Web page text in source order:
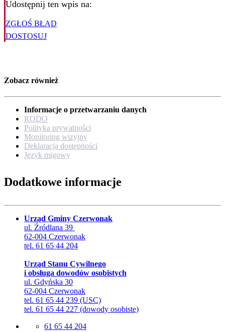
Udostępnij ten wpis na:
ZGŁOŚ BŁĄD
DOSTOSUJ
Zobacz również
Informacje o przetwarzaniu danych
RODO
Polityka prywatności
Monitoring wizyjny
Deklaracja dostępności
Język migowy
Dodatkowe informacje
Urząd Gminy Czerwonak
ul. Źródlana 39
62-004 Czerwonak
tel. 61 65 44 204
Urząd Stanu Cywilnego
i obsługa dowodów osobistych
ul. Gdyńska 30
62-004 Czerwonak
tel. 61 65 44 239 (USC)
tel. 61 65 44 227 (dowody osobiste)
61 65 44 204